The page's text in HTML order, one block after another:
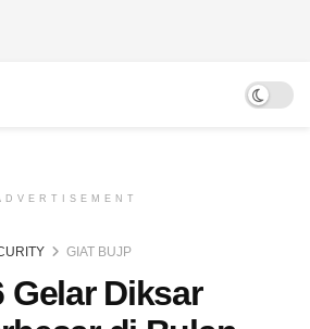
GIAT BUJP
Gelar Diksar